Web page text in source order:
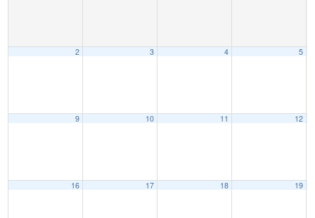
2 3 4 5
9 10 11 12
16 17 18 19